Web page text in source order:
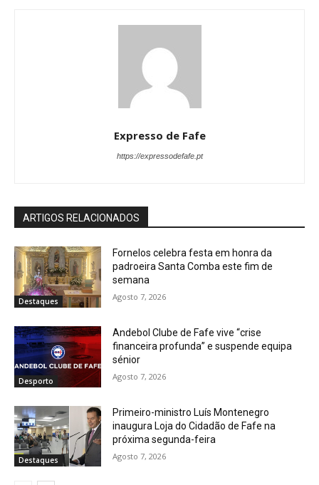
Expresso de Fafe
https://expressodefafe.pt
ARTIGOS RELACIONADOS
Destaques
Fornelos celebra festa em honra da
padroeira Santa Comba este fim de
semana
Agosto 7, 2026
Desporto
Andebol Clube de Fafe vive “crise
financeira profunda” e suspende equipa
sénior
Agosto 7, 2026
Destaques
Primeiro-ministro Luís Montenegro
inaugura Loja do Cidadão de Fafe na
próxima segunda-feira
Agosto 7, 2026